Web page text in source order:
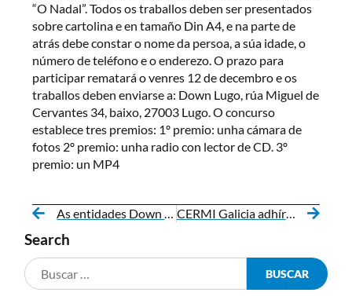
“O Nadal”. Todos os traballos deben ser presentados
sobre cartolina e en tamaño Din A4, e na parte de
atrás debe constar o nome da persoa, a súa idade, o
número de teléfono e o enderezo. O prazo para
participar rematará o venres 12 de decembro e os
traballos deben enviarse a: Down Lugo, rúa Miguel de
Cervantes 34, baixo, 27003 Lugo. O concurso
establece tres premios: 1º premio: unha cámara de
fotos 2º premio: unha radio con lector de CD. 3º
premio: un MP4
As entidades Down melloran os equipamentos tecnolóxicos CERMI Galicia adhírese ao manifesto contra o copago confiscatorio
Search